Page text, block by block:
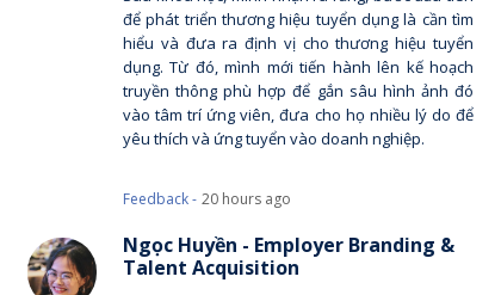
để phát triển thương hiệu tuyển dụng là cần tìm
hiểu và đưa ra định vị cho thương hiệu tuyển
dụng. Từ đó, mình mới tiến hành lên kế hoạch
truyền thông phù hợp để gắn sâu hình ảnh đó
vào tâm trí ứng viên, đưa cho họ nhiều lý do để
yêu thích và ứng tuyển vào doanh nghiệp.
Feedback - 20 hours ago
Ngọc Huyền - Employer Branding &
Talent Acquisition